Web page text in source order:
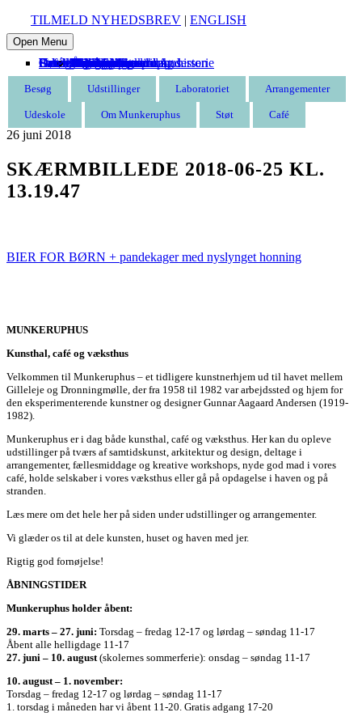
TILMELD NYHEDSBREV | ENGLISH
Open Menu
BesøgEntré
Åbningstider
Find vej
Butik
Omvisning
Udstillinger
Aktuelle
Kommende
Tidligere
Laboratoriet
Arrangementer
Kommende
Tidligere
Udeskole
Om Munkeruphus
Munkeruphus i dag
Husets arkitektur og historie
Gunnar Aagaard Andersen
Have og strand
Leje af Munkeruphus
Organisation
Stillinger
Persondatapolitik
Støt Støt Munkeruphus
Bliv kunstven
Bliv frivillig
Bliv sponsor
Tak til
Café
Besøg Udstillinger Laboratoriet Arrangementer
Udeskole Om Munkeruphus Støt Café
26 juni 2018
SKÆRMBILLEDE 2018-06-25 KL.
13.19.47
BIER FOR BØRN + pandekager med nyslynget honning
MUNKERUPHUS
Kunsthal, café og væksthus
Velkommen til Munkeruphus – et tidligere kunstnerhjem ud til havet mellem
Gilleleje og Dronningmølle, der fra 1958 til 1982 var arbejdssted og hjem for
den eksperimenterende kunstner og designer Gunnar Aagaard Andersen (1919-
1982).
Munkeruphus er i dag både kunsthal, café og væksthus. Her kan du opleve
udstillinger på tværs af samtidskunst, arkitektur og design, deltage i
arrangementer, fællesmiddage og kreative workshops, nyde god mad i vores
café, holde selskaber i vores væksthus eller gå på opdagelse i haven og på
stranden.
Læs mere om det hele her på siden under udstillinger og arrangementer.
Vi glæder os til at dele kunsten, huset og haven med jer.
Rigtig god fornøjelse!
ÅBNINGSTIDER
Munkeruphus holder åbent:
29. marts – 27. juni: Torsdag – fredag 12-17 og lørdag – søndag 11-17
Åbent alle helligdage 11-17
27. juni – 10. august (skolernes sommerferie): onsdag – søndag 11-17
10. august – 1. november:
Torsdag – fredag 12-17 og lørdag – søndag 11-17
1. torsdag i måneden har vi åbent 11-20. Gratis adgang 17-20